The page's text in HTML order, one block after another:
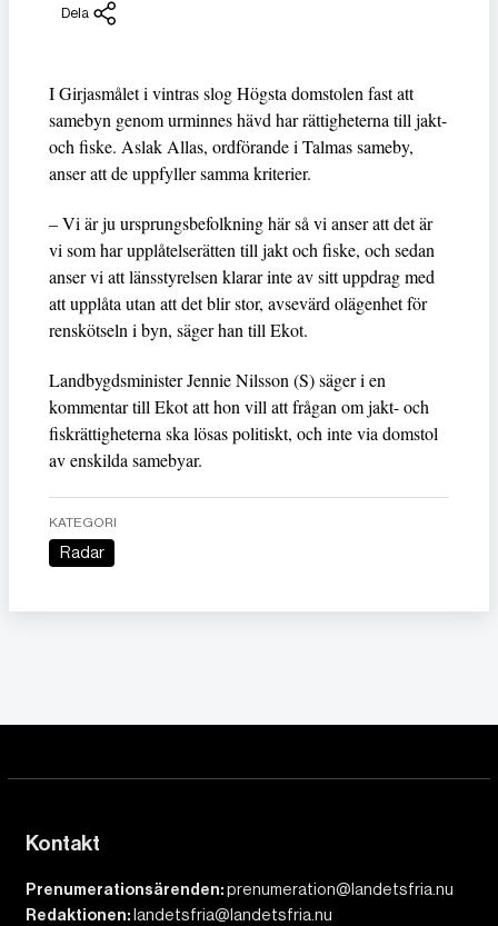
Dela
I Girjasmålet i vintras slog Högsta domstolen fast att
samebyn genom urminnes hävd har rättigheterna till jakt-
och fiske. Aslak Allas, ordförande i Talmas sameby,
anser att de uppfyller samma kriterier.
– Vi är ju ursprungsbefolkning här så vi anser att det är
vi som har upplåtelserätten till jakt och fiske, och sedan
anser vi att länsstyrelsen klarar inte av sitt uppdrag med
att upplåta utan att det blir stor, avsevärd olägenhet för
renskötseln i byn, säger han till Ekot.
Landbygdsminister Jennie Nilsson (S) säger i en
kommentar till Ekot att hon vill att frågan om jakt- och
fiskrättigheterna ska lösas politiskt, och inte via domstol
av enskilda samebyar.
KATEGORI
Radar
Kontakt
Prenumerationsärenden:prenumeration@landetsfria.nu
Redaktionen: landetsfria@landetsfria.nu